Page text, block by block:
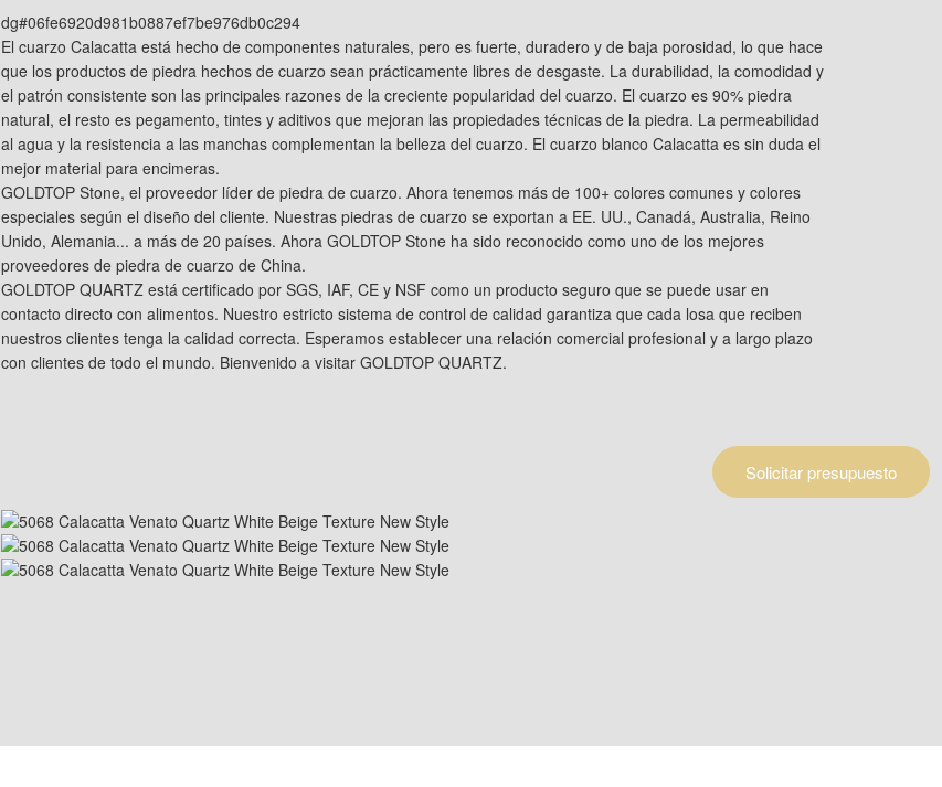
dg#06fe6920d981b0887ef7be976db0c294
El cuarzo Calacatta está hecho de componentes naturales, pero es fuerte, duradero y de baja porosidad, lo que hace
que los productos de piedra hechos de cuarzo sean prácticamente libres de desgaste. La durabilidad, la comodidad y
el patrón consistente son las principales razones de la creciente popularidad del cuarzo. El cuarzo es 90% piedra
natural, el resto es pegamento, tintes y aditivos que mejoran las propiedades técnicas de la piedra. La permeabilidad
al agua y la resistencia a las manchas complementan la belleza del cuarzo. El cuarzo blanco Calacatta es sin duda el
mejor material para encimeras.
GOLDTOP Stone, el proveedor líder de piedra de cuarzo. Ahora tenemos más de 100+ colores comunes y colores
especiales según el diseño del cliente. Nuestras piedras de cuarzo se exportan a EE. UU., Canadá, Australia, Reino
Unido, Alemania... a más de 20 países. Ahora GOLDTOP Stone ha sido reconocido como uno de los mejores
proveedores de piedra de cuarzo de China.
GOLDTOP QUARTZ está certificado por SGS, IAF, CE y NSF como un producto seguro que se puede usar en
contacto directo con alimentos. Nuestro estricto sistema de control de calidad garantiza que cada losa que reciben
nuestros clientes tenga la calidad correcta. Esperamos establecer una relación comercial profesional y a largo plazo
con clientes de todo el mundo. Bienvenido a visitar GOLDTOP QUARTZ.
Solicitar presupuesto